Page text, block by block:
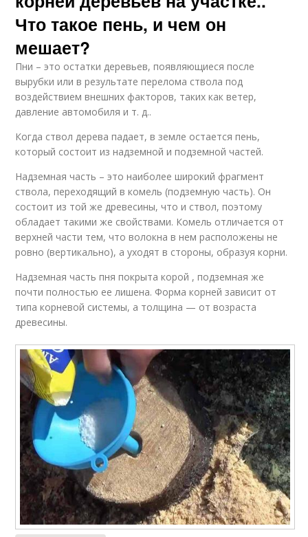
Что такое пень, и чем он
мешает?
Пни – это остатки деревьев, появляющиеся после
вырубки или в результате перелома ствола под
воздействием внешних факторов, таких как ветер,
давление автомобиля и т. д..
Когда ствол дерева падает, в земле остается пень,
который состоит из надземной и подземной частей.
Надземная часть – это наиболее широкий фрагмент
ствола, переходящий в комель (подземную часть). Он
состоит из той же древесины, что и ствол, поэтому
обладает такими же свойствами. Комель отличается от
верхней части тем, что волокна в нем расположены не
ровно (вертикально), а уходят в стороны, образуя корни.
Надземная часть пня покрыта корой , подземная же
почти полностью ее лишена. Форма корней зависит от
типа корневой системы, а толщина — от возраста
древесины.